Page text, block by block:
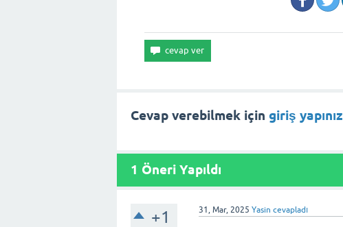
Cevap verebilmek için giriş yapınız
1 Öneri Yapıldı
+1 31, Mar, 2025 Yasin cevapladı